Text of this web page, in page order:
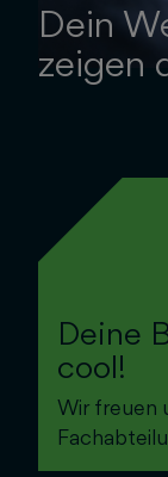
Dein
zeigen
Deine
cool!
Wir freuen